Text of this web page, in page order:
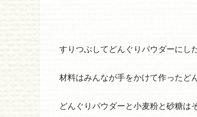
すりつぶしてどんぐりパウダーにし
材料はみんなが手をかけて作ったど
どんぐりパウダーと小麦粉と砂糖は